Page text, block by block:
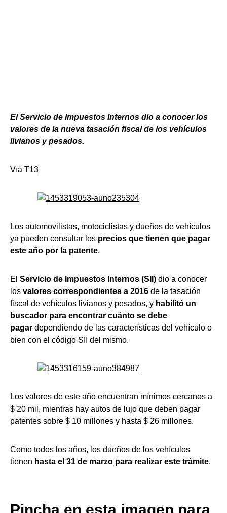
El Servicio de Impuestos Internos dio a conocer los
valores de la nueva tasación fiscal de los vehículos
livianos y pesados.
Vía T13
Los automovilistas, motociclistas y dueños de vehículos
ya pueden consultar los precios que tienen que pagar
este año por la patente.
El Servicio de Impuestos Internos (SII) dio a conocer
los valores correspondientes a 2016 de la tasación
fiscal de vehículos livianos y pesados, y habilitó un
buscador para encontrar cuánto se debe
pagar dependiendo de las características del vehículo o
bien con el código SII del mismo.
Los valores de este año encuentran mínimos cercanos a
$ 20 mil, mientras hay autos de lujo que deben pagar
patentes sobre $ 10 millones y hasta $ 26 millones.
Como todos los años, los dueños de los vehículos
tienen hasta el 31 de marzo para realizar este trámite.